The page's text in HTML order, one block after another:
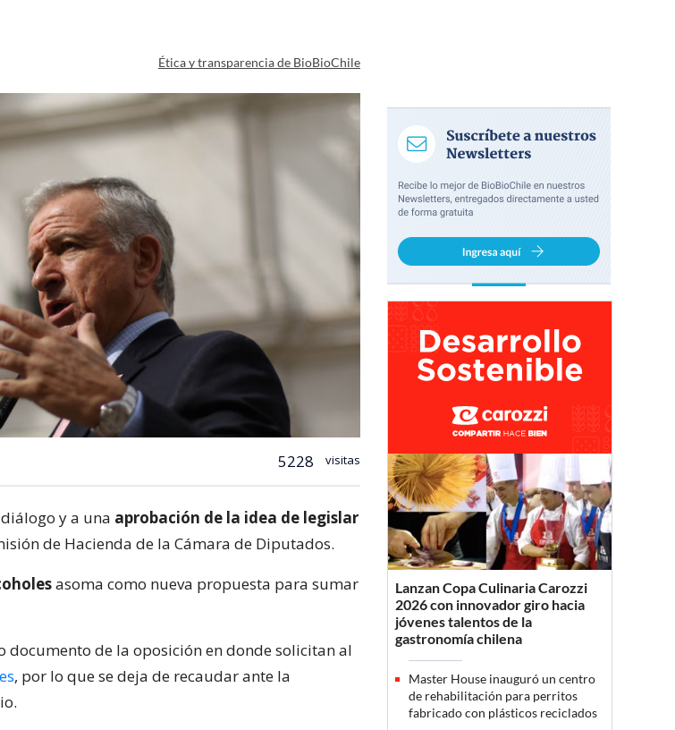
Ética y transparencia de BioBioChile
5228 visitas
y a una aprobación de la idea de legislar
de Hacienda de la Cámara de Diputados.
asoma como nueva propuesta para sumar
documento de la oposición en donde solicitan al
, por lo que se deja de recaudar ante la
Lanzan Copa Culinaria Carozzi
2026 con innovador giro hacia
jóvenes talentos de la
gastronomía chilena
Master House inauguró un centro
de rehabilitación para perritos
fabricado con plásticos reciclados